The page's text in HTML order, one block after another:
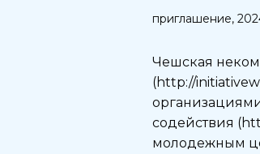
приглашение,
Чешская
(http://
содействия
молодежным